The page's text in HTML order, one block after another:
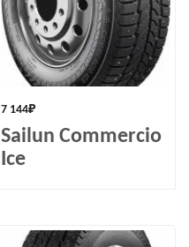
7 144₽
Sailun Commercio
Ice